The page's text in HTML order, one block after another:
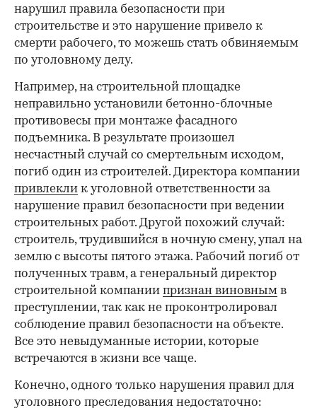
00:00
нарушил правила безопасности при
строительстве и это нарушение привело к
смерти рабочего, то можешь стать обвиняемым
по уголовному делу.
Например, на строительной площадке
неправильно установили бетонно-блочные
противовесы при монтаже фасадного
подъемника. В результате произошел
несчастный случай со смертельным исходом,
погиб один из строителей. Директора компании
привлекли к уголовной ответственности за
нарушение правил безопасности при ведении
строительных работ. Другой похожий случай:
строитель, трудившийся в ночную смену, упал на
землю с высоты пятого этажа. Рабочий погиб от
полученных травм, а генеральный директор
строительной компании признан виновным в
преступлении, так как не проконтролировал
соблюдение правил безопасности на объекте.
Все это невыдуманные истории, которые
встречаются в жизни все чаще.
Конечно, одного только нарушения правил для
уголовного преследования недостаточно: